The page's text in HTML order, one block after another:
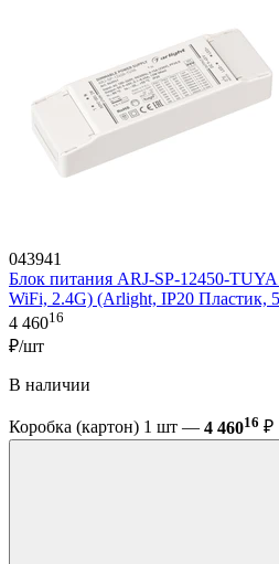
043941
Блок питания ARJ-SP-12450-
WiFi, 2.4G) (Arlight, IP20 Пластик,
4 46016
₽/шт
В наличии
Коробка (картон) 1 шт — 4 46016 ₽